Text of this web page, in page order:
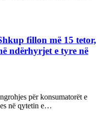
fillon më 15 tetor,
ndërhyrjet e tyre në
për konsumatorët e
në qytetin e…